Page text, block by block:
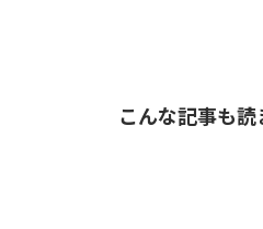
こんな記事も読